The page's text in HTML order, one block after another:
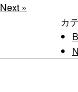
Next »
カ